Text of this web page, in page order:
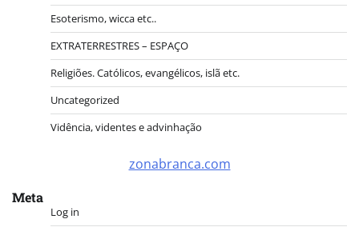
Esoterismo, wicca etc..
EXTRATERRESTRES – ESPAÇO
Religiões. Católicos, evangélicos, islã etc.
Uncategorized
Vidência, videntes e advinhação
zonabranca.com
Meta
Log in